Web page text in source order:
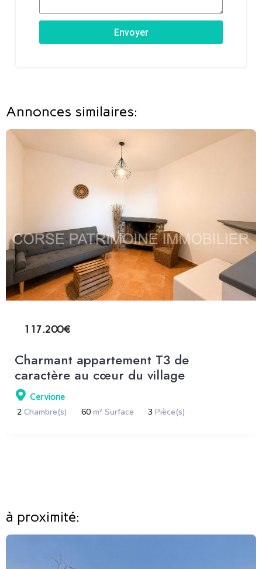
Envoyer
Annonces similaires:
117.200€
Charmant appartement T3 de
caractère au cœur du village
Cervione
2 Chambre(s) 60 m² Surface 3 Pièce(s)
à proximité: